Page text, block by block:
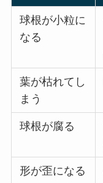
球根が小粒に
なる
葉が枯れてし
まう
球根が腐る
形が歪になる